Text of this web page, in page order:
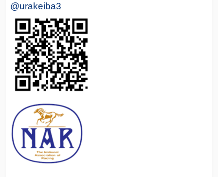
@urakeiba3